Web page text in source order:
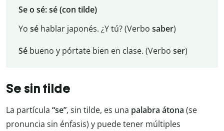
Se o sé: sé (con tilde)
Yo séhablar japonés. ¿Y tú? (Verbo saber)
Sébueno y pórtate bien en clase. (Verbo ser)
Se sin tilde
La partícula “se”, sin tilde, es una palabra átona (se
pronuncia sin énfasis) y puede tener múltiples